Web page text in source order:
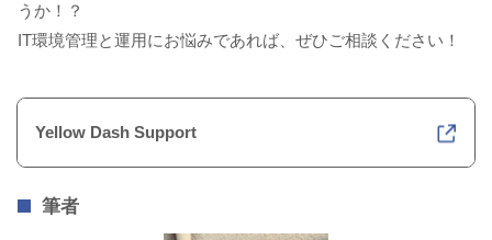
うか！？
IT環境管理と運用にお悩みであれば、ぜひご相談ください！
Yellow Dash Support
筆者